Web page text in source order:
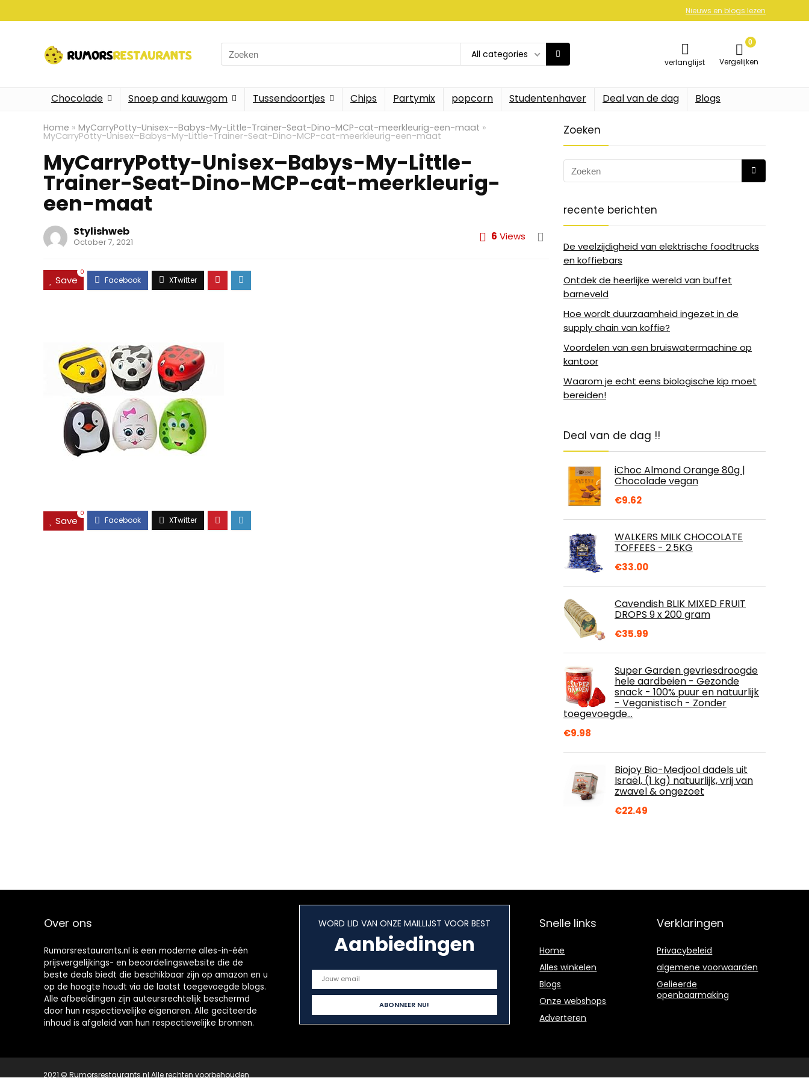
Nieuws en blogs lezen
Search
for:
All categories
verlanglijst
0
Vergelijken
Chocolade Snoep and kauwgom Tussendoortjes Chips Partymix popcorn Studentenhaver Deal van de dag Blogs
Home » MyCarryPotty-Unisex--Babys-My-Little-Trainer-Seat-Dino-MCP-cat-meerkleurig-een-maat »
MyCarryPotty-Unisex–Babys-My-Little-Trainer-Seat-Dino-MCP-cat-meerkleurig-een-maat
MyCarryPotty-Unisex–Babys-My-Little-
Trainer-Seat-Dino-MCP-cat-meerkleurig-
een-maat
Stylishweb
October 7, 2021 6 Views
Save
0
Save
0
Zoeken
recente berichten
De veelzijdigheid van elektrische foodtrucks
en koffiebars
Ontdek de heerlijke wereld van buffet
barneveld
Hoe wordt duurzaamheid ingezet in de
supply chain van koffie?
Voordelen van een bruiswatermachine op
kantoor
Waarom je echt eens biologische kip moet
bereiden!
Deal van de dag !!
iChoc Almond Orange 80g |
Chocolade vegan
€9.62
WALKERS MILK CHOCOLATE
TOFFEES - 2.5KG
€33.00
Cavendish BLIK MIXED FRUIT
DROPS 9 x 200 gram
€35.99
Super Garden gevriesdroogde
hele aardbeien - Gezonde
snack - 100% puur en natuurlijk
- Veganistisch - Zonder
toegevoegde…
€9.98
Biojoy Bio-Medjool dadels uit
Israël, (1 kg) natuurlijk, vrij van
zwavel & ongezoet
€22.49
Over ons
Rumorsrestaurants.nl is een moderne alles-in-één
prijsvergelijkings- en beoordelingswebsite die de
beste deals biedt die beschikbaar zijn op amazon en u
op de hoogte houdt via de laatst toegevoegde blogs.
Alle afbeeldingen zijn auteursrechtelijk beschermd
door hun respectievelijke eigenaren. Alle geciteerde
inhoud is afgeleid van hun respectievelijke bronnen.
WORD LID VAN ONZE MAILLIJST VOOR BEST
Aanbiedingen
Snelle links
Home
Alles winkelen
Blogs
Onze webshops
Adverteren
Verklaringen
Privacybeleid
algemene voorwaarden
Gelieerde
openbaarmaking
2021 © Rumorsrestaurants.nl Alle rechten voorbehouden